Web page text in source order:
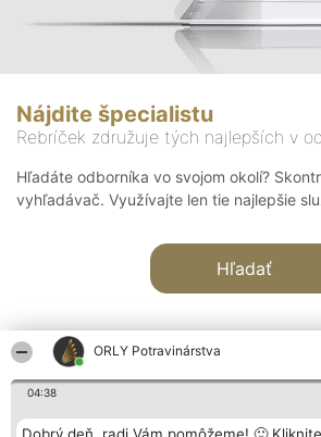
ORLY Potravinárstva
04:38
Nájdite špecialistu
Rebríček združuje tých najlepších v
Hľadáte odborníka vo svojom okolí?
vyhľadávač. Využívajte len tie najlepšie
Hľadať
Organizátor hodnotenia Hodnotenie